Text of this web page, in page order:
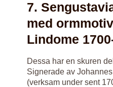
7.
med
Lindome
Dessa har en skuren
Signerade av
(verksam under sent